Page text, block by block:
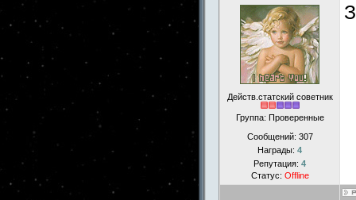
Действ.статский советник
Группа: Проверенные
Сообщений: 307
Награды: 4
Репутация: 4
Статус: Offline